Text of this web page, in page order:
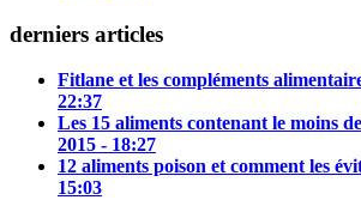
derniers articles
Fitlane et les compléments
22:37
Les 15 aliments contenant le moins
2015 - 18:27
12 aliments poison et comment les
15:03